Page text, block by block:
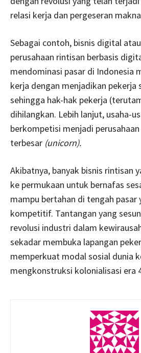
relasi kerja dan pergeseran
Sebagai contoh, bisnis digital
perusahaan rintisan berbasis
mendominasi pasar di Indonesia
kerja dengan menjadikan pekerja
sehingga hak-hak pekerja
dihilangkan. Lebih lanjut, usaha-
berkompetisi menjadi
terbesar (unicorn).
Akibatnya, banyak bisnis rintisan
ke permukaan untuk bernafas
mampu bertahan di tengah pasar
kompetitif. Tantangan yang
revolusi industri dalam
sekadar membuka lapangan
memperkuat modal sosial dunia
mengkonstruksi kolonialisasi era